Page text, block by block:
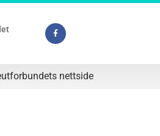
nettside